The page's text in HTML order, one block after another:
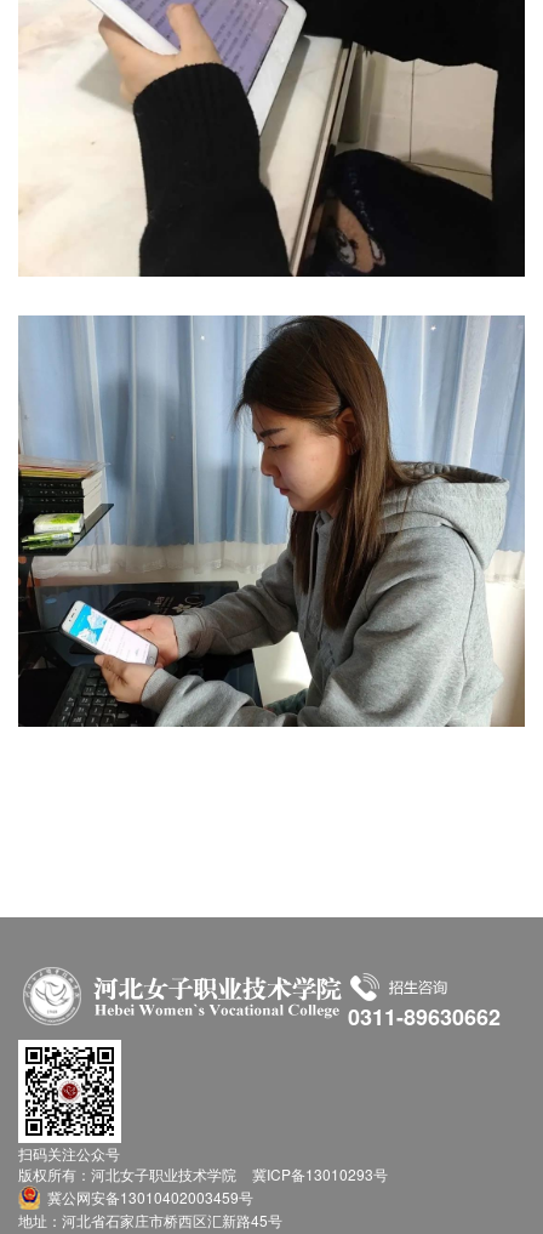
0311-89630662
扫码关注公众号
版权所有：河北女子职业技术学院
冀ICP备13010293号
冀公网安备13010402003459号
地址：河北省石家庄市桥西区汇新路45号